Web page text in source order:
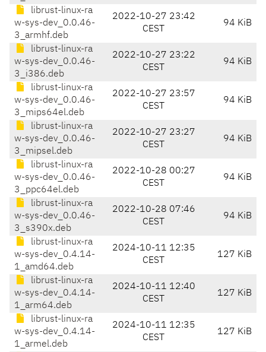
librust-linux-ra
w-sys-dev_0.0.46-
3_armhf.deb
2022-10-27 23:42
CEST
94 KiB
librust-linux-ra
w-sys-dev_0.0.46-
3_i386.deb
2022-10-27 23:22
CEST
94 KiB
librust-linux-ra
w-sys-dev_0.0.46-
3_mips64el.deb
2022-10-27 23:57
CEST
94 KiB
librust-linux-ra
w-sys-dev_0.0.46-
3_mipsel.deb
2022-10-27 23:27
CEST
94 KiB
librust-linux-ra
w-sys-dev_0.0.46-
3_ppc64el.deb
2022-10-28 00:27
CEST
94 KiB
librust-linux-ra
w-sys-dev_0.0.46-
3_s390x.deb
2022-10-28 07:46
CEST
94 KiB
librust-linux-ra
w-sys-dev_0.4.14-
1_amd64.deb
2024-10-11 12:35
CEST
127 KiB
librust-linux-ra
w-sys-dev_0.4.14-
1_arm64.deb
2024-10-11 12:40
CEST
127 KiB
librust-linux-ra
w-sys-dev_0.4.14-
1_armel.deb
2024-10-11 12:35
CEST
127 KiB